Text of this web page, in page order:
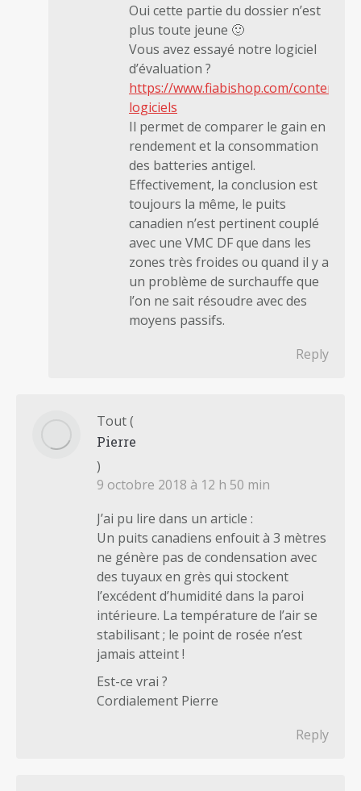
Oui cette partie du dossier n’est
plus toute jeune 🙂
Vous avez essayé notre logiciel
d’évaluation ?
https://www.fiabishop.com/content/
logiciels
Il permet de comparer le gain en
rendement et la consommation
des batteries antigel.
Effectivement, la conclusion est
toujours la même, le puits
canadien n’est pertinent couplé
avec une VMC DF que dans les
zones très froides ou quand il y a
un problème de surchauffe que
l’on ne sait résoudre avec des
moyens passifs.
Reply
Tout(
Pierre
)
9 octobre 2018 à 12 h 50 min
J’ai pu lire dans un article :
Un puits canadiens enfouit à 3 mètres
ne génère pas de condensation avec
des tuyaux en grès qui stockent
l’excédent d’humidité dans la paroi
intérieure. La température de l’air se
stabilisant ; le point de rosée n’est
jamais atteint !
Est-ce vrai ?
Cordialement Pierre
Reply